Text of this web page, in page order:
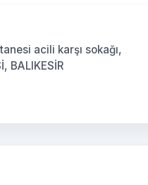
acili karşı sokağı,
BALIKESİR